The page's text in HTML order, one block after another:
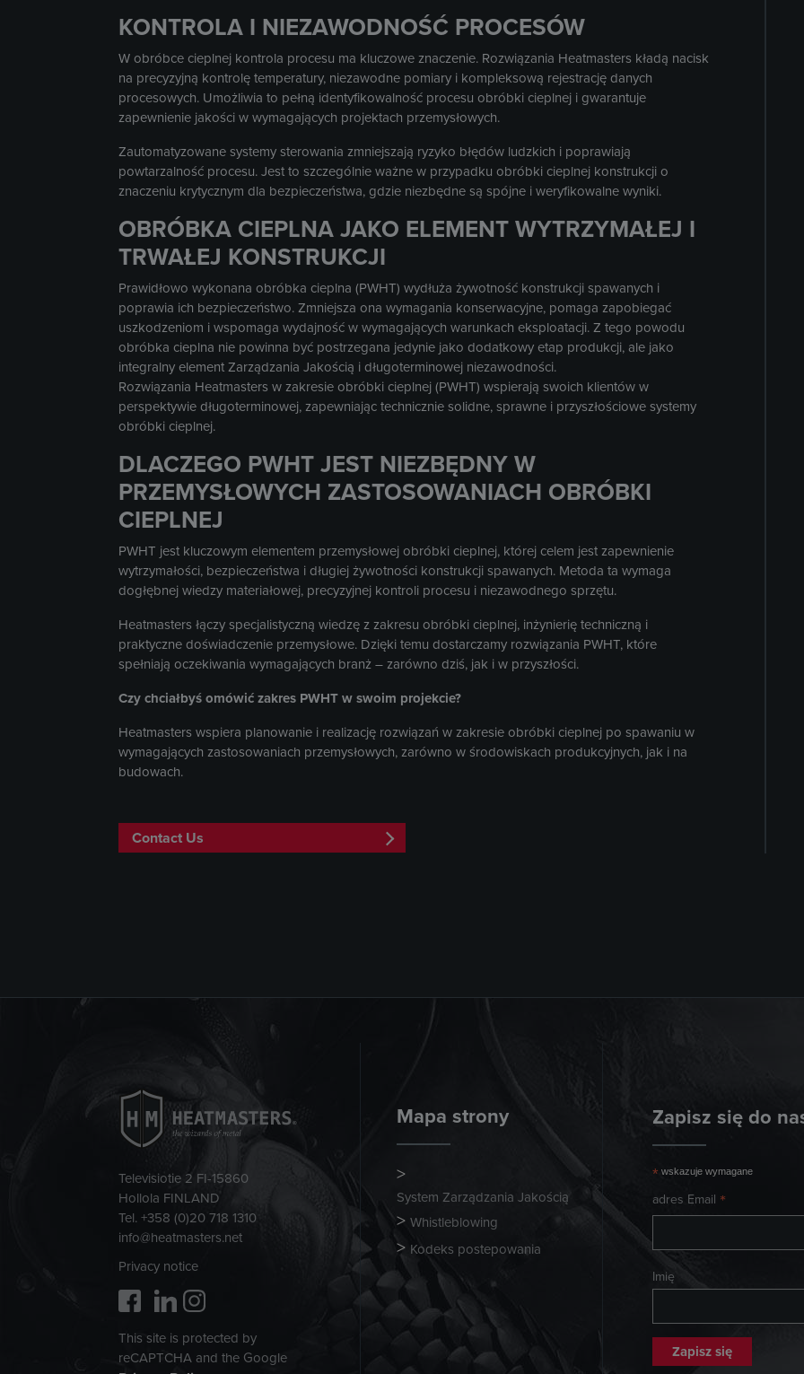
KONTROLA I NIEZAWODNOŚĆ PROCESÓW
W obróbce cieplnej kontrola procesu ma kluczowe znaczenie. Rozwiązania Heatmasters kładą nacisk
na precyzyjną kontrolę temperatury, niezawodne pomiary i kompleksową rejestrację danych
procesowych. Umożliwia to pełną identyfikowalność procesu obróbki cieplnej i gwarantuje
zapewnienie jakości w wymagających projektach przemysłowych.
Zautomatyzowane systemy sterowania zmniejszają ryzyko błędów ludzkich i poprawiają
powtarzalność procesu. Jest to szczególnie ważne w przypadku obróbki cieplnej konstrukcji o
znaczeniu krytycznym dla bezpieczeństwa, gdzie niezbędne są spójne i weryfikowalne wyniki.
OBRÓBKA CIEPLNA JAKO ELEMENT WYTRZYMAŁEJ I
TRWAŁEJ KONSTRUKCJI
Prawidłowo wykonana obróbka cieplna (PWHT) wydłuża żywotność konstrukcji spawanych i
poprawia ich bezpieczeństwo. Zmniejsza ona wymagania konserwacyjne, pomaga zapobiegać
uszkodzeniom i wspomaga wydajność w wymagających warunkach eksploatacji. Z tego powodu
obróbka cieplna nie powinna być postrzegana jedynie jako dodatkowy etap produkcji, ale jako
integralny element Zarządzania Jakością i długoterminowej niezawodności.
Rozwiązania Heatmasters w zakresie obróbki cieplnej (PWHT) wspierają swoich klientów w
perspektywie długoterminowej, zapewniając technicznie solidne, sprawne i przyszłościowe systemy
obróbki cieplnej.
DLACZEGO PWHT JEST NIEZBĘDNY W
PRZEMYSŁOWYCH ZASTOSOWANIACH OBRÓBKI
CIEPLNEJ
PWHT jest kluczowym elementem przemysłowej obróbki cieplnej, której celem jest zapewnienie
wytrzymałości, bezpieczeństwa i długiej żywotności konstrukcji spawanych. Metoda ta wymaga
dogłębnej wiedzy materiałowej, precyzyjnej kontroli procesu i niezawodnego sprzętu.
Heatmasters łączy specjalistyczną wiedzę z zakresu obróbki cieplnej, inżynierię techniczną i
praktyczne doświadczenie przemysłowe. Dzięki temu dostarczamy rozwiązania PWHT, które
spełniają oczekiwania wymagających branż – zarówno dziś, jak i w przyszłości.
Czy chciałbyś omówić zakres PWHT w swoim projekcie?
Heatmasters wspiera planowanie i realizację rozwiązań w zakresie obróbki cieplnej po spawaniu w
wymagających zastosowaniach przemysłowych, zarówno w środowiskach produkcyjnych, jak i na
budowach.
Contact Us
Televisiotie 2 FI-15860
Hollola FINLAND
Tel. +358 (0)20 718 1310
info@heatmasters.net
Privacy notice
This site is protected by
reCAPTCHA and the Google
Mapa strony
System Zarządzania Jakością
Whistleblowing
Kodeks postepowania
Zapisz się do
* wskazuje wymagane
adres Email *
Imię